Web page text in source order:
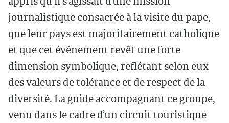
journalistique consacrée à la visite du pape,
que leur pays est majoritairement catholique
et que cet événement revêt une forte
dimension symbolique, reflétant selon eux
des valeurs de tolérance et de respect de la
diversité. La guide accompagnant ce groupe,
venu dans le cadre d’un circuit touristique